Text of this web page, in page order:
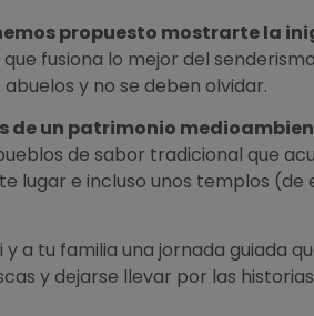
propuesto mostrarte la
fusiona lo mejor del
y no se deben olvidar.
de un patrimonio
de sabor tradicional que
lugar e incluso unos templos
tu familia una jornada guiada
y dejarse llevar por las